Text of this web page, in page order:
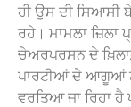
ਹੀ ਉਸ ਦੀ ਸਿਆਸੀ
ਰਹੇ। ਮਾਮਲਾ ਜ਼ਿਲਾ
ਚੇਅਰਪਰਸਨ ਦੇ
ਪਾਰਟੀਆਂ ਦੇ ਆਗੂਆਂ
ਵਰਤਿਆ ਜਾ ਰਿਹਾ